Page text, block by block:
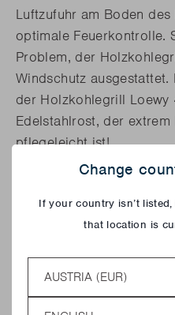
Luftzufuhr am Boden
optimale Feuerkontrolle.
Problem, der
Windschutz
der Holzkohlegrill Loewy
Edelstahlrost, der
pflegeleicht ist!
Change
If your country isn’t
that location is
Country
Language